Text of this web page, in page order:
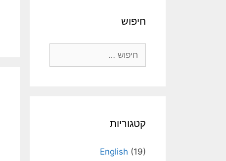
חיפוש
קטגוריות
English (19)